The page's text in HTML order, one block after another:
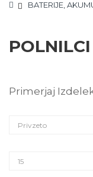
BATERIJE,
POLNILCI
Primerjaj